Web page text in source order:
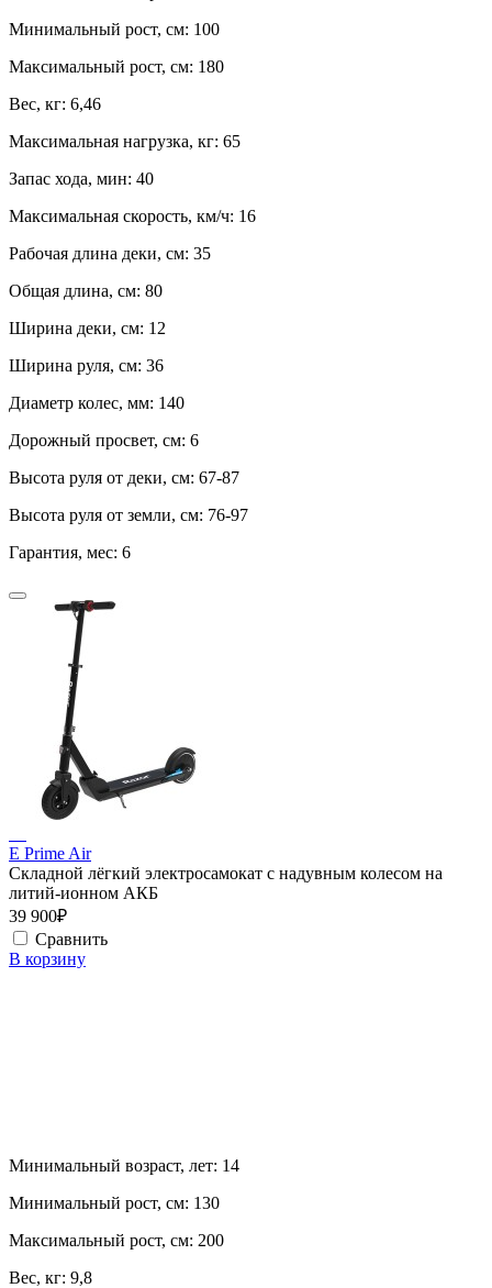
Минимальный рост, см: 100
Максимальный рост, см: 180
Вес, кг: 6,46
Максимальная нагрузка, кг: 65
Запас хода, мин: 40
Максимальная скорость, км/ч: 16
Рабочая длина деки, см: 35
Общая длина, см: 80
Ширина деки, см: 12
Ширина руля, см: 36
Диаметр колес, мм: 140
Дорожный просвет, см: 6
Высота руля от деки, см: 67-87
Высота руля от земли, см: 76-97
Гарантия, мес: 6
E Prime Air
Складной лёгкий электросамокат с надувным колесом на
литий-ионном АКБ
39 900₽
Сравнить
В корзину
Минимальный возраст, лет: 14
Минимальный рост, см: 130
Максимальный рост, см: 200
Вес, кг: 9,8